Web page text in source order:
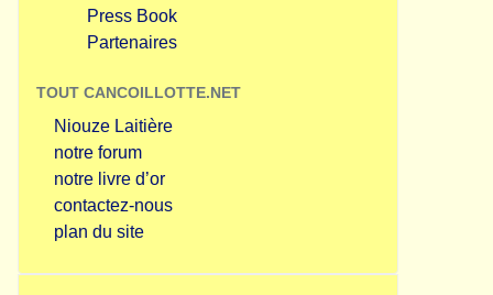
Press Book
Partenaires
TOUT CANCOILLOTTE.NET
Niouze Laitière
notre forum
notre livre d’or
contactez-nous
plan du site